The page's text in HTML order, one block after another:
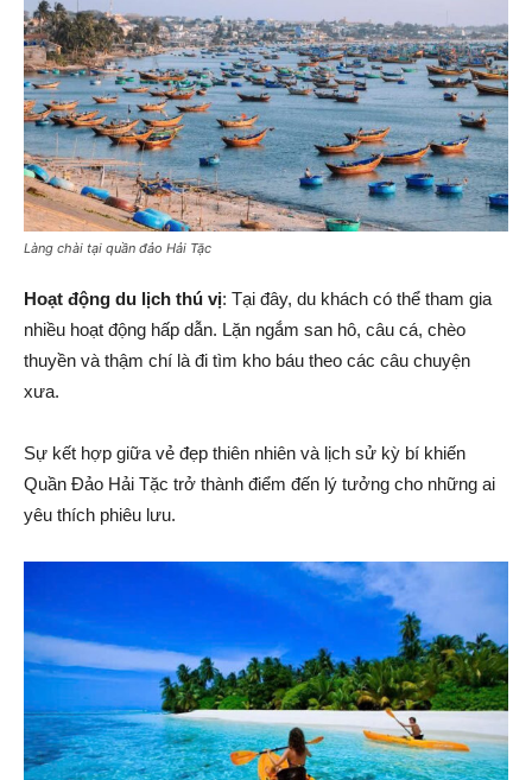
Làng chài tại quần đảo Hải Tặc
Hoạt động du lịch thú vị: Tại đây, du khách có thể tham gia
nhiều hoạt động hấp dẫn. Lặn ngắm san hô, câu cá, chèo
thuyền và thậm chí là đi tìm kho báu theo các câu chuyện
xưa.
Sự kết hợp giữa vẻ đẹp thiên nhiên và lịch sử kỳ bí khiến
Quần Đảo Hải Tặc trở thành điểm đến lý tưởng cho những ai
yêu thích phiêu lưu.